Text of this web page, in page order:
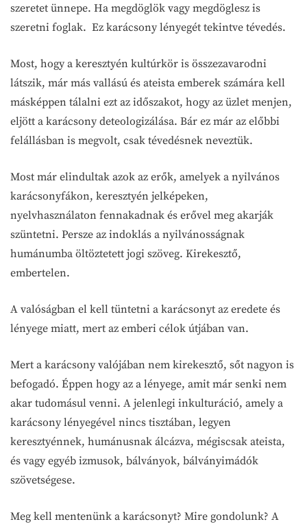
szeretet ünnepe. Ha megdöglök vagy megdöglesz is
szeretni foglak. Ez karácsony lényegét tekintve tévedés.
Most, hogy a keresztyén kultúrkör is összezavarodni
látszik, már más vallású és ateista emberek számára kell
másképpen tálalni ezt az időszakot, hogy az üzlet menjen,
eljött a karácsony deteologizálása. Bár ez már az előbbi
felállásban is megvolt, csak tévedésnek neveztük.
Most már elindultak azok az erők, amelyek a nyilvános
karácsonyfákon, keresztyén jelképeken,
nyelvhasználaton fennakadnak és erővel meg akarják
szüntetni. Persze az indoklás a nyilvánosságnak
humánumba öltöztetett jogi szöveg. Kirekesztő,
embertelen.
A valóságban el kell tüntetni a karácsonyt az eredete és
lényege miatt, mert az emberi célok útjában van.
Mert a karácsony valójában nem kirekesztő, sőt nagyon is
befogadó. Éppen hogy az a lényege, amit már senki nem
akar tudomásul venni. A jelenlegi inkulturáció, amely a
karácsony lényegével nincs tisztában, legyen
keresztyénnek, humánusnak álcázva, mégiscsak ateista,
és vagy egyéb izmusok, bálványok, bálványimádók
szövetségese.
Meg kell mentenünk a karácsonyt? Mire gondolunk? A